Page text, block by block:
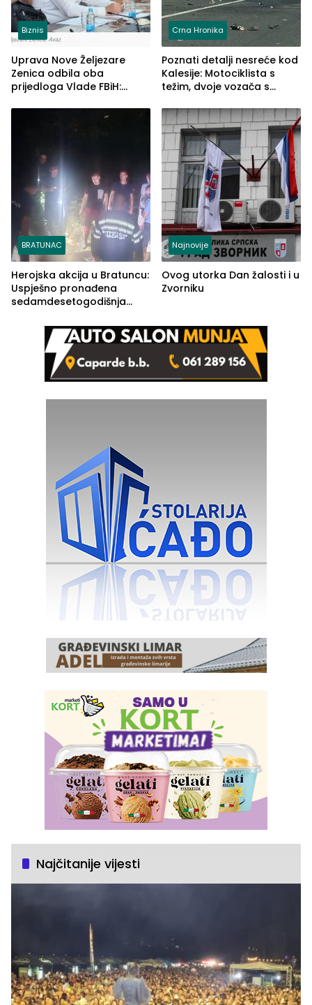
Biznis
Uprava Nove Željezare
Zenica odbila oba
prijedloga Vlade FBiH:
rješenje
Crna Hronika
Poznati detalji nesreće kod
Kalesije: Motociklista s
težim, dvoje vozača s
BRATUNAC
Herojska akcija u Bratuncu:
Uspješno pronađena
sedamdesetogodišnja
Kravice.
Najnovije
Ovog utorka Dan žalosti i u
Zvorniku
Najčitanije vijesti